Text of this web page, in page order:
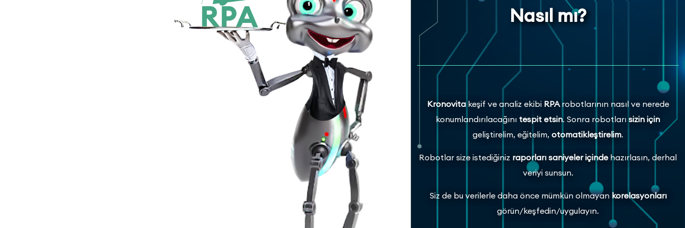
Nasıl mı?
Kronovitakeşif ve analiz ekibi RPArobotlarının nasıl ve nerede
konumlandırılacağını tespit etsin. Sonra robotlarısizin için
geliştirelim, eğitelim,otomatikleştirelim.
Robotlar size istediğiniz raporları saniyeler içinde hazırlasın, derhal
veriyi sunsun.
Siz de bu verilerle daha önce mümkün olmayan korelasyonları
görün/keşfedin/uygulayın.